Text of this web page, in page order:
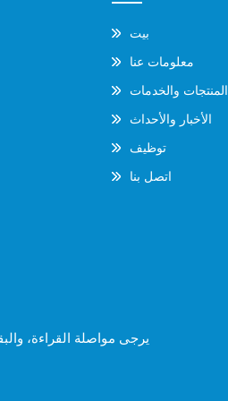
بيت
معلومات عنا
المنتجات والخدمات
الأخبار والأحداث
توظيف
اتصل بنا
يرجى مواصلة القراءة،